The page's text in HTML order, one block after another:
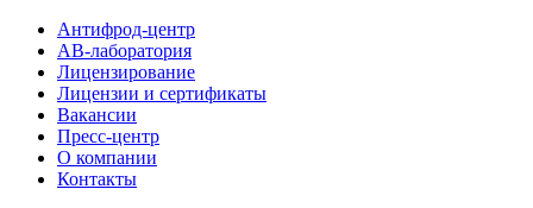
Антифрод-центр
АВ-лаборатория
Лицензирование
Лицензии и сертификаты
Вакансии
Пресс-центр
О компании
Контакты